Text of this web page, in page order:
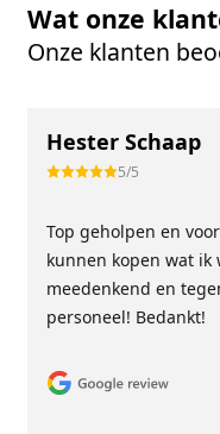
Wat onze
Onze klanten
Hester Schaap
5/5
Top geholpen en
kunnen kopen wat ik
meedenkend en
personeel! Bedankt!